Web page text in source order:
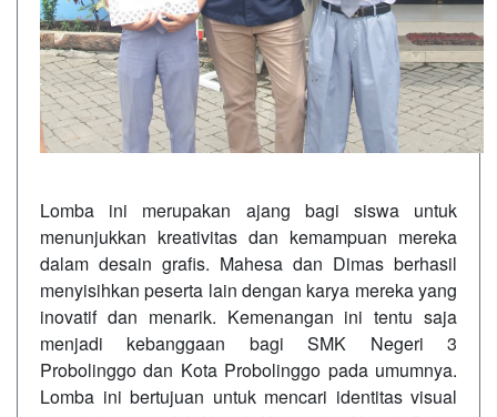
Lomba ini merupakan ajang bagi siswa untuk
menunjukkan kreativitas dan kemampuan mereka
dalam desain grafis. Mahesa dan Dimas berhasil
menyisihkan peserta lain dengan karya mereka yang
inovatif dan menarik. Kemenangan ini tentu saja
menjadi kebanggaan bagi SMK Negeri 3
Probolinggo dan Kota Probolinggo pada umumnya.
Lomba ini bertujuan untuk mencari identitas visual